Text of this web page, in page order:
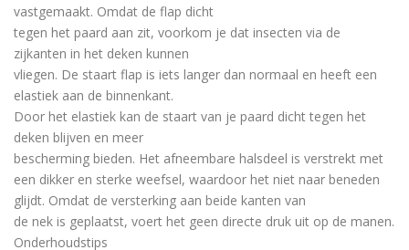
vastgemaakt. Omdat de flap dicht
tegen het paard aan zit, voorkom je dat insecten via de
zijkanten in het deken kunnen
vliegen. De staart flap is iets langer dan normaal en heeft een
elastiek aan de binnenkant.
Door het elastiek kan de staart van je paard dicht tegen het
deken blijven en meer
bescherming bieden. Het afneembare halsdeel is verstrekt met
een dikker en sterke weefsel, waardoor het niet naar beneden
glijdt. Omdat de versterking aan beide kanten van
de nek is geplaatst, voert het geen directe druk uit op de manen.
Onderhoudstips